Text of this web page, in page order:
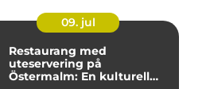
09. jul
Restaurang med
uteservering på
Östermalm: En kulturell